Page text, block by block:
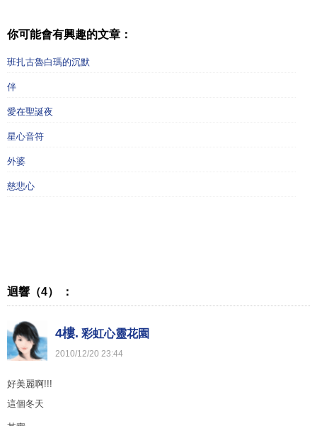
你可能會有興趣的文章：
班扎古魯白瑪的沉默
伴
愛在聖誕夜
星心音符
外婆
慈悲心
迴響（4） ：
4樓. 彩虹心靈花園
2010/12/20 23:44
好美麗啊!!!
這個冬天